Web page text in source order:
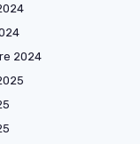
2024